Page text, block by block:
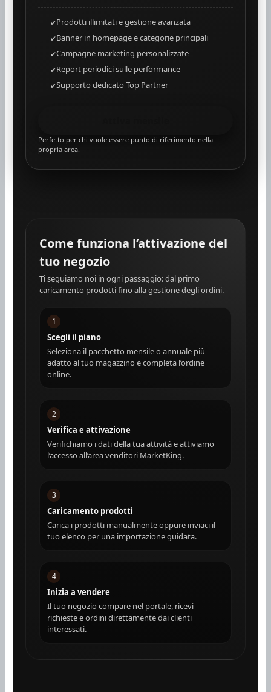
Prodotti illimitati e gestione avanzata
Banner in homepage e categorie principali
Campagne marketing personalizzate
Report periodici sulle performance
Supporto dedicato Top Partner
Perfetto per chi vuole essere punto di riferimento nella
propria area.
Come funziona l’attivazione del
tuo negozio
Ti seguiamo noi in ogni passaggio: dal primo
caricamento prodotti fino alla gestione degli ordini.
1
Scegli il piano
Seleziona il pacchetto mensile o annuale più
adatto al tuo magazzino e completa l’ordine
online.
2
Verifica e attivazione
Verifichiamo i dati della tua attività e attiviamo
l’accesso all’area venditori MarketKing.
3
Caricamento prodotti
Carica i prodotti manualmente oppure inviaci il
tuo elenco per una importazione guidata.
4
Inizia a vendere
Il tuo negozio compare nel portale, ricevi
richieste e ordini direttamente dai clienti
interessati.